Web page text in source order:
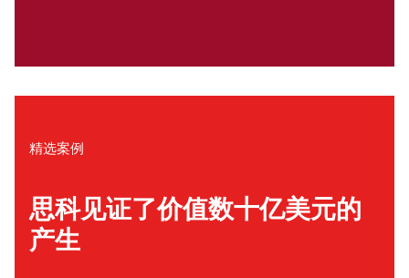
精选案例
思科见证了价值数十亿美元的
产生